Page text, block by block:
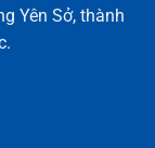
Yên Sở, thành